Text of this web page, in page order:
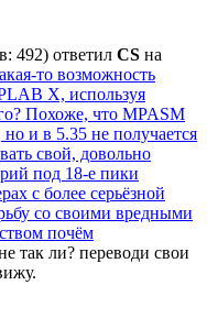
492) ответил CS на
то возможность
X, используя
Похоже, что MPASM
и в 5.35 не получается
свой, довольно
под 18-е пики
с более серьёзной
со своими вредными
почём
так ли? переводи свои